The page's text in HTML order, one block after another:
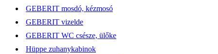
GEBERIT mosdó, kézmosó
GEBERIT vizelde
GEBERIT WC csésze, ülőke
Hüppe zuhanykabinok